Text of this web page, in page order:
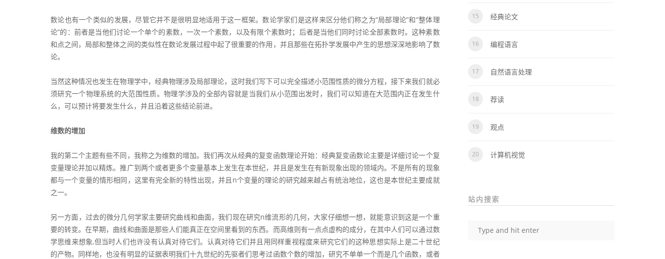
数论也有一个类似的发展，尽管它并不是很明显地适用于这一框架。数论学家们是这样来区分他们称之为“局部理论”和“整体理
论”的：前者是当他们讨论一个单个的素数，一次一个素数，以及有限个素数时；后者是当他们同时讨论全部素数时。这种素数
和点之间，局部和整体之间的类似性在数论发展过程中起了很重要的作用，并且那些在拓扑学发展中产生的思想深深地影响了数
论。
当然这种情况也发生在物理学中，经典物理涉及局部理论，这时我们写下可以完全描述小范围性质的微分方程，接下来我们就必
须研究一个物理系统的大范围性质。物理学涉及的全部内容就是当我们从小范围出发时，我们可以知道在大范围内正在发生什
么，可以预计将要发生什么，并且沿着这些结论前进。
维数的增加
我的第二个主题有些不同，我称之为维数的增加。我们再次从经典的复变函数理论开始：经典复变函数论主要是详细讨论一个复
变量理论并加以精炼。推广到两个或者更多个变量基本上发生在本世纪，并且是发生在有新现象出现的领域内。不是所有的现象
都与一个变量的情形相同，这里有完全新的特性出现，并且n个变量的理论的研究越来越占有统治地位，这也是本世纪主要成就
之一。
另一方面，过去的微分几何学家主要研究曲线和曲面，我们现在研究n维流形的几何，大家仔细想一想，就能意识到这是一个重
要的转变。在早期，曲线和曲面是那些人们能真正在空间里看到的东西。而高维则有一点点虚构的成分，在其中人们可以通过数
学思维来想象,但当时人们也许没有认真对待它们。认真对待它们并且用同样重视程度来研究它们的这种思想实际上是二十世纪
的产物。同样地，也没有明显的证据表明我们十九世纪的先驱者们思考过函数个数的增加，研究不单单一个而是几个函数，或者
经典论文
编程语言
自然语言处理
荐读
观点
计算机视觉
站内搜索